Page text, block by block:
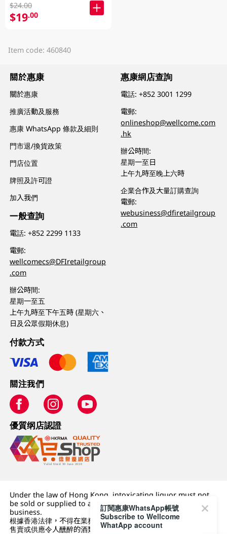
$24.00
$19.00
Item code: 460840
關於惠康
關於惠康
推廣活動及服務
惠康 WhatsApp 條款及細則
門市退/換貨政策
門店位置
牌照及許可證
加入我們
一般查詢
電話:+852 2299 1133
電郵:
wellcomecs@DFIretailgroup
.com
辦公時間:
星期一至五
上午九時至下午五時 (星期六、
日及公眾假期休息)
惠康網店查詢
電話:+852 3001 1299
電郵:
onlineshop@wellcome.com
.hk
辦公時間:
星期一至日
上午九時至晚上六時
企業合作及大量訂購查詢
電郵:
webusiness@dfiretailgroup
.com
付款方式
關注我們
優質纲店認證
Under the law of Hong Kong, intoxicating liquor must not
be sold or supplied to a minor (under 18) in the course of
business.
根據香港法律，不得在業務過程中，向未成年人 (18 歲以下人士)
售賣或供應令人醺醉的酒類。
訂閱惠康WhatsApp帳號
Subscribe to Wellcome
WhatApp account